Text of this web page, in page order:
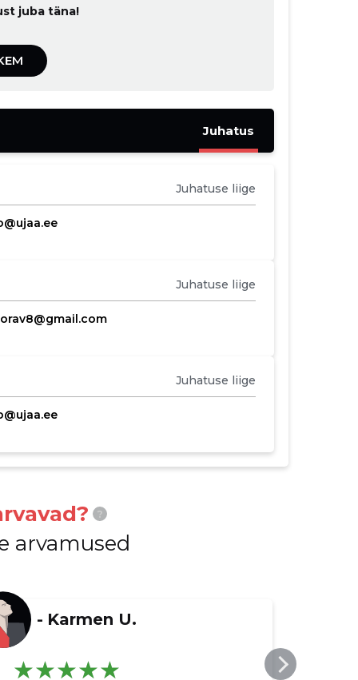
juba täna!
Juhatus
Juhatuse liige
Juhatuse liige
Juhatuse liige
?
arvamused
- Karmen U.